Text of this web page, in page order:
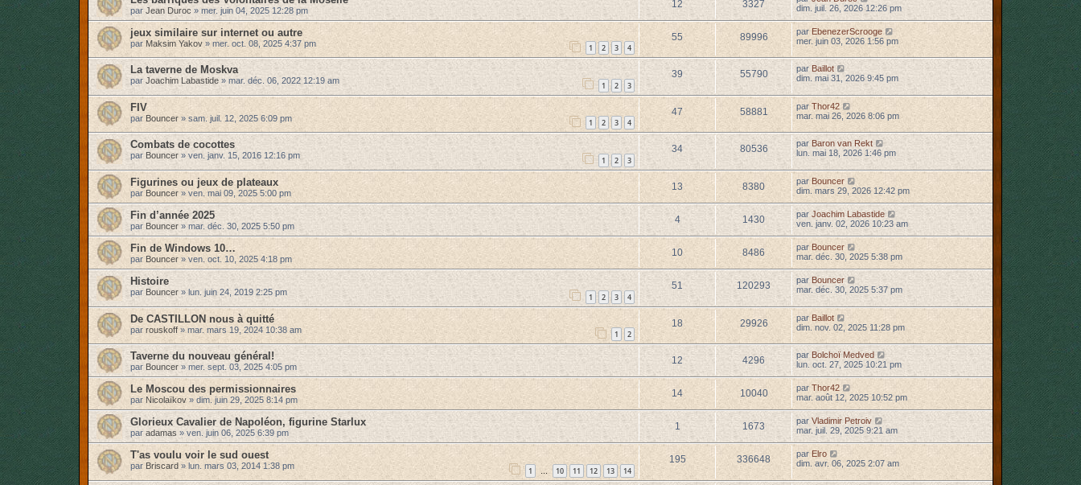
par Jean Duroc » mer. juin 04, 2025 12:28 pm
12 3327
dim. juil. 26, 2026 12:26 pm
jeux similaire sur internet ou autre
par Maksim Yakov » mer. oct. 08, 2025 4:37 pm 1 2 3 4
55 89996 par EbenezerScrooge
mer. juin 03, 2026 1:56 pm
La taverne de Moskva
par Joachim Labastide » mar. déc. 06, 2022 12:19 am 1 2 3
39 55790 par Baillot
dim. mai 31, 2026 9:45 pm
FIV
par Bouncer » sam. juil. 12, 2025 6:09 pm 1 2 3 4
47 58881 par Thor42
mar. mai 26, 2026 8:06 pm
Combats de cocottes
par Bouncer » ven. janv. 15, 2016 12:16 pm 1 2 3
34 80536 par Baron van Rekt
lun. mai 18, 2026 1:46 pm
Figurines ou jeux de plateaux
par Bouncer » ven. mai 09, 2025 5:00 pm
13 8380 par Bouncer
dim. mars 29, 2026 12:42 pm
Fin d’année 2025
par Bouncer » mar. déc. 30, 2025 5:50 pm
4 1430 parJoachim Labastide
ven. janv. 02, 2026 10:23 am
Fin de Windows 10…
par Bouncer » ven. oct. 10, 2025 4:18 pm
10 8486 par Bouncer
mar. déc. 30, 2025 5:38 pm
Histoire
par Bouncer » lun. juin 24, 2019 2:25 pm 1 2 3 4
51 120293 par Bouncer
mar. déc. 30, 2025 5:37 pm
De CASTILLON nous à quitté
par rouskoff » mar. mars 19, 2024 10:38 am 1 2
18 29926 par Baillot
dim. nov. 02, 2025 11:28 pm
Taverne du nouveau général!
par Bouncer » mer. sept. 03, 2025 4:05 pm
12 4296 par Bolchoï Medved
lun. oct. 27, 2025 10:21 pm
Le Moscou des permissionnaires
par Nicolaïkov » dim. juin 29, 2025 8:14 pm
14 10040 par Thor42
mar. août 12, 2025 10:52 pm
Glorieux Cavalier de Napoléon, figurine Starlux
par adamas »ven. juin 06, 2025 6:39 pm
1 1673 parVladimir Petroiv
mar. juil. 29, 2025 9:21 am
T'as voulu voir le sud ouest
par Briscard » lun. mars 03, 2014 1:38 pm 1 … 10 11 12 13 14
195 336648 par Elro
dim. avr. 06, 2025 2:07 am